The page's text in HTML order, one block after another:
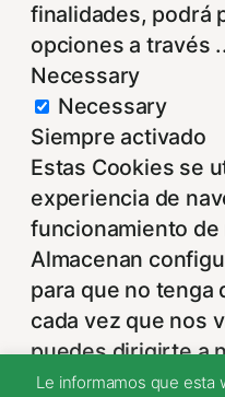
Le informamos que esta
finalidades, podrá
opciones a través
Necessary
Necessary
Siempre activado
Estas Cookies se
experiencia de
funcionamiento
Almacenan
para que no
cada vez que nos
puedes dirigirte a
cookies.